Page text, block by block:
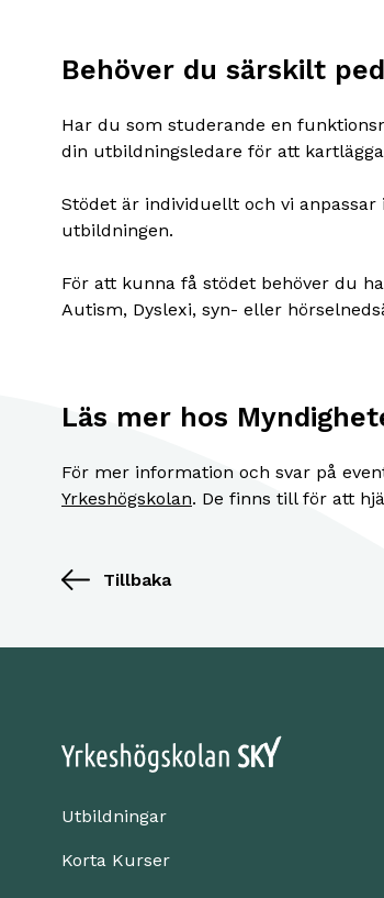
Behöver du särskilt
Har du som studerande en
din utbildningsledare för att
Stödet är individuellt och vi
utbildningen.
För att kunna få stödet behöver du
Autism, Dyslexi, syn- eller
Läs mer hos
För mer information och svar på
Yrkeshögskolan. De finns till för att
Tillbaka
Utbildningar
Korta Kurser